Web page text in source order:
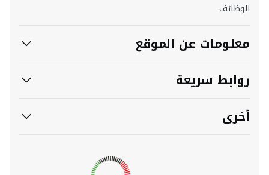
الوظائف
معلومات عن الموقع
روابط سريعة
أخرى